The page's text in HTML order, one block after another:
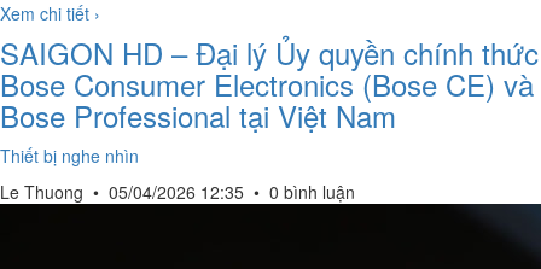
Xem chi tiết ›
SAIGON HD – Đại lý Ủy quyền chính thức
Bose Consumer Electronics (Bose CE) và
Bose Professional tại Việt Nam
Thiết bị nghe nhìn
Le Thuong • 05/04/2026 12:35 • 0 bình luận